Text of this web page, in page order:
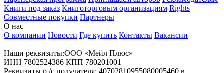
Книги под заказ Книготорговым организациям Rights
Совместные покупки Партнеры
О нас
О компании Новости Где купить Контакты Вакансии
Наши реквизиты:ООО «Мейл Плюс»
ИНН 7802524386 КПП 780201001
Реквизиты р /с получателя: 40702810955080005460 в